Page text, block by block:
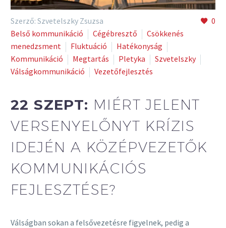
0
Szerző: Szvetelszky Zsuzsa
Belső kommunikáció
Cégébresztő
Csökkenés
menedzsment
Fluktuáció
Hatékonyság
Kommunikáció
Megtartás Pletyka
Szvetelszky
Válságkommunikáció
Vezetőfejlesztés
22 SZEPT: MIÉRT JELENT
VERSENYELŐNYT KRÍZIS
IDEJÉN A KÖZÉPVEZETŐK
KOMMUNIKÁCIÓS
FEJLESZTÉSE?
Válságban sokan a felsővezetésre figyelnek, pedig a